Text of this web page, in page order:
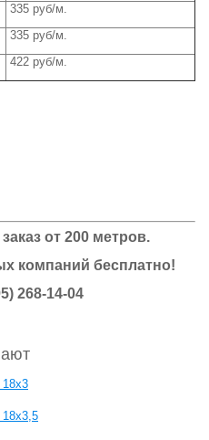
335 руб/м.
335 руб/м.
422 руб/м.
от 200 метров.
компаний бесплатно!
268-14-04
18х3
18х3,5